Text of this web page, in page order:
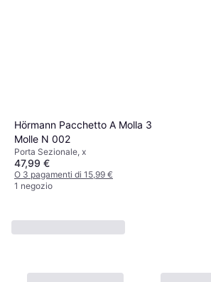
Hörmann Pacchetto A Molla 3
Molle N 002
Porta Sezionale, x
47,99 €
O 3 pagamenti di 15,99 €
1 negozio